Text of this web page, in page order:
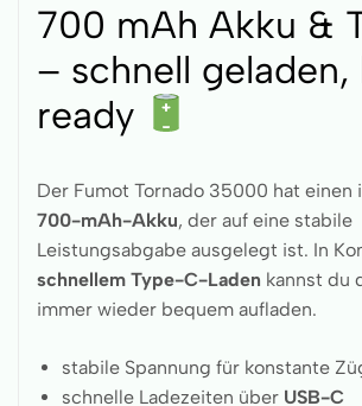
700 mAh Akku &
– schnell geladen,
ready
Der Fumot Tornado 35000 hat einen
700-mAh-Akku, der auf eine stabile
Leistungsabgabe ausgelegt ist. In
schnellem Type-C-Laden kannst du
immer wieder bequem aufladen.
stabile Spannung für konstante
schnelle Ladezeiten über USB-C